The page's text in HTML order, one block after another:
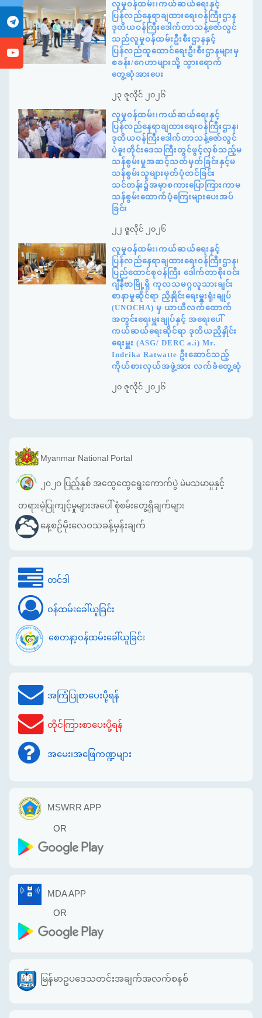
လူမှုဝန်ထမ်း၊ကယ်ဆယ်ရေးနှင့်
ပြန်လည်နေရာချထားရေးဝန်ကြီးဌာန
ဒုတိယဝန်ကြီးဒေါက်တာသန့်ဇော်လွင်
သည်လူမှုဝန်ထမ်းဦးစီးဌာနနှင့်
ပြန်လည်ထူထောင်ရေးဦးစီးဌာနများမှ
စခန်း/ဂေဟာများသို့ သွားရောက်
တွေ့ဆုံအားပေး
၂၃ ဇူလိုင် ၂၀၂၆
လူမှုဝန်ထမ်း၊ကယ်ဆယ်ရေးနှင့်
ပြန်လည်နေရာချထားရေးဝန်ကြီးဌာန၊
ဒုတိယဝန်ကြီးဒေါက်တာသန့်ဇော်လွင်
ပဲခူးတိုင်းဒေသကြီးတွင်ဖွင့်လှစ်သည့်မ
သန်စွမ်းမှုအဆင့်သတ်မှတ်ခြင်းနှင့်မ
သန်စွမ်းသူများမှတ်ပုံတင်ခြင်း
သင်တန်း၌အမှာစကားပြောကြားကာမ
သန်စွမ်းထောက်ပံ့ကြေးများပေးအပ်
ခြင်း
၂၂ ဇူလိုင် ၂၀၂၆
လူမှုဝန်ထမ်း၊ကယ်ဆယ်ရေးနှင့်
ပြန်လည်နေရာချထားရေးဝန်ကြီးဌာန၊
ပြည်ထောင်စုဝန်ကြီး ဒေါက်တာစိုးဝင်း
ဂျီနီဗာမြို့ရှိ ကုလသမဂ္ဂလူသားချင်း
စာနာမှုဆိုင်ရာ ညှိနှိုင်းရေးမှူးရုံးချုပ်
(UNOCHA) မှ ယာယီလက်ထောက်
အတွင်းရေးမှူးချုပ်နှင့် အရေးပေါ်
ကယ်ဆယ်ရေးဆိုင်ရာ ဒုတိယညှိနှိုင်း
ရေးမှူး (ASG/ DERC a.i) Mr.
Indrika Ratwatte ဦးဆောင်သည့်
ကိုယ်စားလှယ်အဖွဲ့အား လက်ခံတွေ့ဆုံ
၂၀ ဇူလိုင် ၂၀၂၆
Myanmar National Portal
၂၀၂၀ ပြည့်နှစ် အထွေထွေရွေးကောက်ပွဲ မဲမသမာမှုနှင့်
တရားမဲ့ပြုကျင့်မှုများအပေါ် စုံစမ်းတွေ့ရှိချက်များ
နေ့စဉ်မိုးလေဝသခန့်မှန်းချက်
တင်ဒါ
ဝန်ထမ်းခေါ်ယူခြင်း
စေတနာ့ဝန်ထမ်းခေါ်ယူခြင်း
အကြံပြုစာပေးပို့ရန်
တိုင်ကြားစာပေးပို့ရန်
အမေး၊အဖြေကဏ္ဍများ
MSWRR APP
OR
MDA APP
OR
မြန်မာဥပဒေသတင်းအချက်အလက်စနစ်